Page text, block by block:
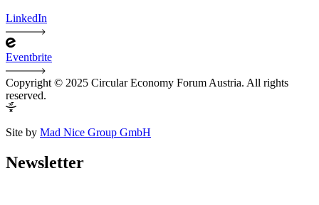
LinkedIn
Eventbrite
Copyright © 2025 Circular Economy Forum Austria. All rights
reserved.
Site by Mad Nice Group GmbH
Newsletter